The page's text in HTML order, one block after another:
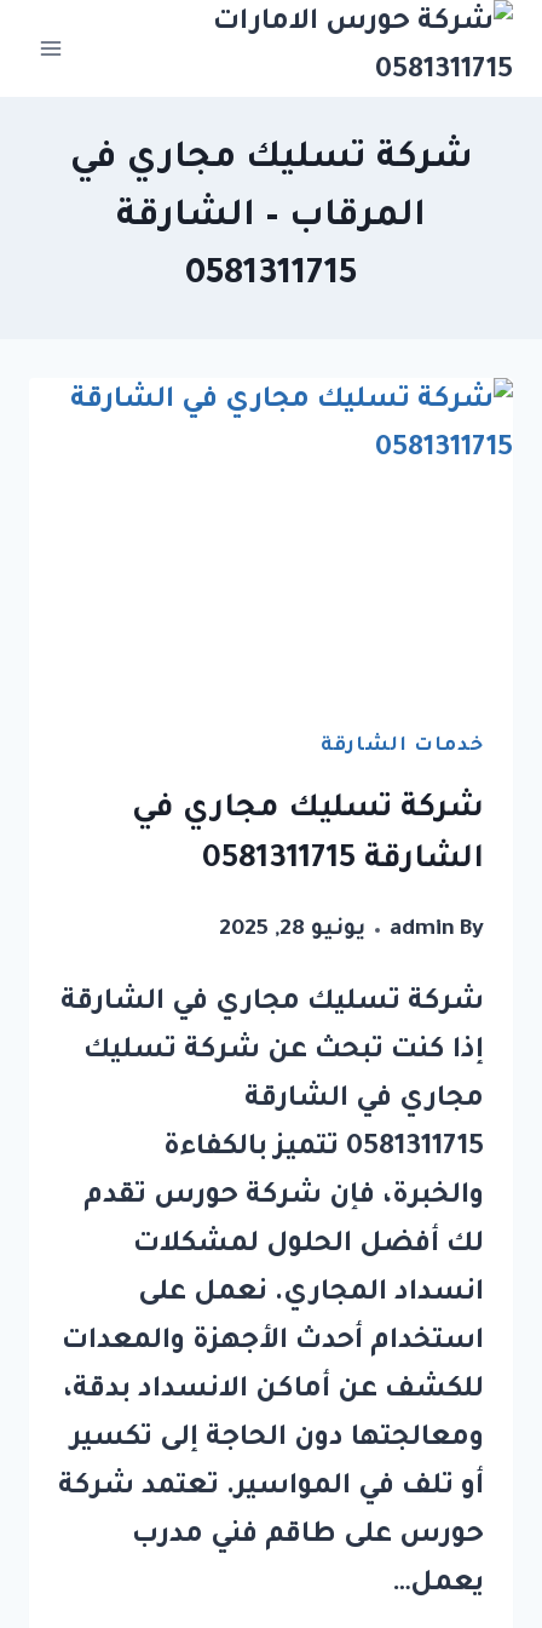
Skip
شركة تسليك مجاري في
المرقاب – الشارقة
0581311715
خدمات الشارقة
شركة تسليك مجاري في
الشارقة 0581311715
By
admin يونيو 28, 2025
شركة تسليك مجاري في الشارقة
إذا كنت تبحث عن شركة تسليك
مجاري في الشارقة
0581311715 تتميز بالكفاءة
والخبرة، فإن شركة حورس تقدم
لك أفضل الحلول لمشكلات
انسداد المجاري. نعمل على
استخدام أحدث الأجهزة والمعدات
للكشف عن أماكن الانسداد بدقة،
ومعالجتها دون الحاجة إلى تكسير
أو تلف في المواسير. تعتمد شركة
حورس على طاقم فني مدرب
يعمل…